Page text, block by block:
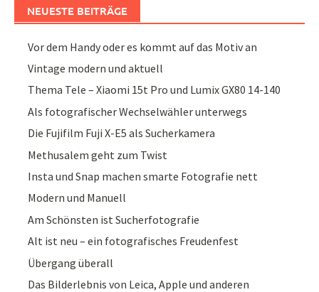
NEUESTE BEITRÄGE
Vor dem Handy oder es kommt auf das Motiv an
Vintage modern und aktuell
Thema Tele – Xiaomi 15t Pro und Lumix GX80 14-140
Als fotografischer Wechselwähler unterwegs
Die Fujifilm Fuji X-E5 als Sucherkamera
Methusalem geht zum Twist
Insta und Snap machen smarte Fotografie nett
Modern und Manuell
Am Schönsten ist Sucherfotografie
Alt ist neu – ein fotografisches Freudenfest
Übergang überall
Das Bilderlebnis von Leica, Apple und anderen